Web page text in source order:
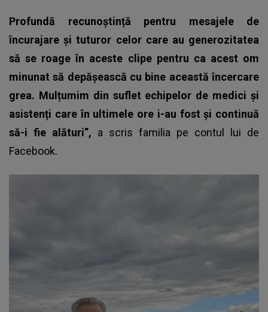
Profundă recunoștință pentru mesajele de
încurajare și tuturor celor care au generozitatea
să se roage în aceste clipe pentru ca acest om
minunat să depășească cu bine această încercare
grea. Mulțumim din suflet echipelor de medici și
asistenți care în ultimele ore i-au fost și continuă
să-i fie alături”, a scris familia pe contul lui de
Facebook.